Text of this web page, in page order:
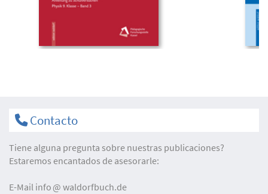
Contacto
Tiene alguna pregunta sobre nuestras publicaciones?
Estaremos encantados de asesorarle:
E-Mail info waldorfbuch.de